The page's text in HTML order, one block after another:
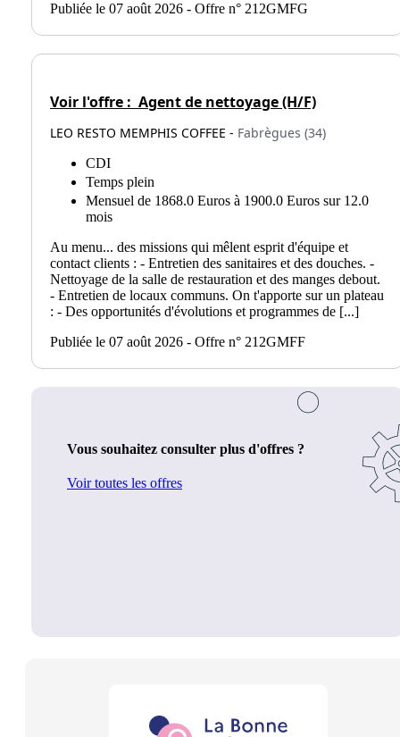
Publiée le 07 août 2026 - Offre n° 212GMFG
Voir l'offre : Agent de nettoyage (H/F)
LEO RESTO MEMPHIS COFFEE - Fabrègues (34)
CDI
Temps plein
Mensuel de 1868.0 Euros à 1900.0 Euros sur 12.0
mois
Au menu... des missions qui mêlent esprit d'équipe et
contact clients : - Entretien des sanitaires et des douches. -
Nettoyage de la salle de restauration et des manges debout.
- Entretien de locaux communs. On t'apporte sur un plateau
: - Des opportunités d'évolutions et programmes de [...]
Publiée le 07 août 2026 - Offre n° 212GMFF
Vous souhaitez consulter plus d'offres ?
Voir toutes les offres